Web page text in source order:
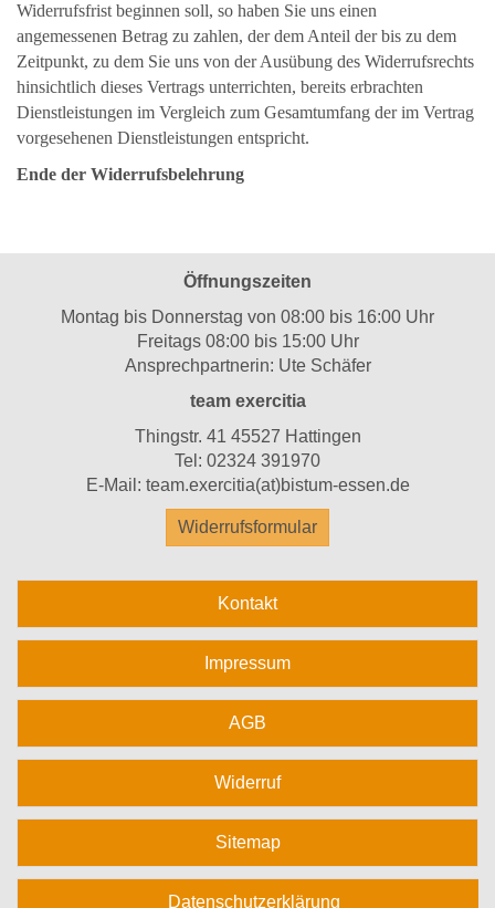
Widerrufsfrist beginnen soll, so haben Sie uns einen
angemessenen Betrag zu zahlen, der dem Anteil der bis zu dem
Zeitpunkt, zu dem Sie uns von der Ausübung des Widerrufsrechts
hinsichtlich dieses Vertrags unterrichten, bereits erbrachten
Dienstleistungen im Vergleich zum Gesamtumfang der im Vertrag
vorgesehenen Dienstleistungen entspricht.
Ende der Widerrufsbelehrung
Öffnungszeiten
Montag bis Donnerstag von 08:00 bis 16:00 Uhr
Freitags 08:00 bis 15:00 Uhr
Ansprechpartnerin: Ute Schäfer
team exercitia
Thingstr. 41 45527 Hattingen
Tel: 02324 391970
E-Mail: team.exercitia(at)bistum-essen.de
Widerrufsformular
Kontakt
Impressum
AGB
Widerruf
Sitemap
Datenschutzerklärung